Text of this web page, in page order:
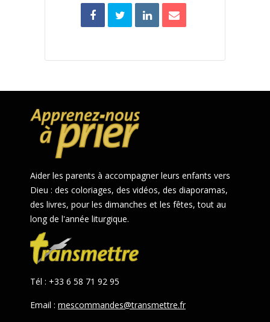
Aider les parents à accompagner leurs enfants vers
Dieu : des coloriages, des vidéos, des diaporamas,
des livres, pour les dimanches et les fêtes, tout au
long de l'année liturgique.
Tél : +33 6 58 71 92 95
Email : mescommandes@transmettre.fr